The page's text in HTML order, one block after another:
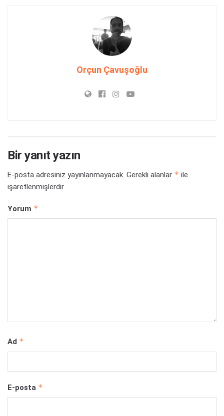
Orçun Çavuşoğlu
Bir yanıt yazın
E-posta adresiniz yayınlanmayacak. Gerekli alanlar * ile
işaretlenmişlerdir
Yorum *
Ad *
E-posta *